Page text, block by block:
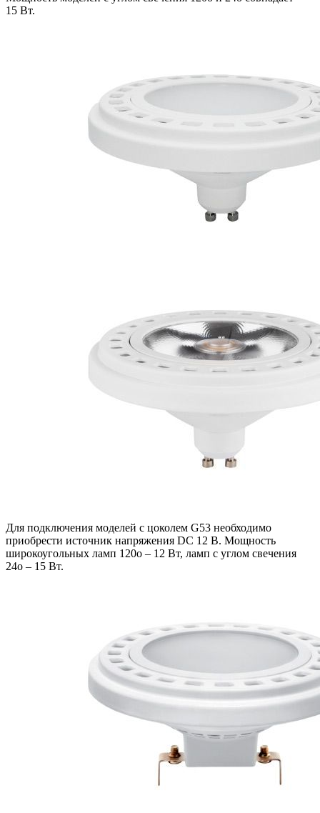
15 Вт.
Для подключения моделей с цоколем G53 необходимо
приобрести источник напряжения DC 12 В. Мощность
широкоугольных ламп 120o – 12 Вт, ламп с углом свечения
24o – 15 Вт.